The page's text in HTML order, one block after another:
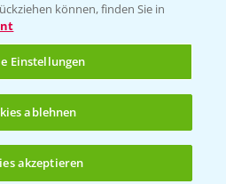
(noch 4)
Termine
564 1
können, finden Sie in
Einstellungen
ablehnen
akzeptieren